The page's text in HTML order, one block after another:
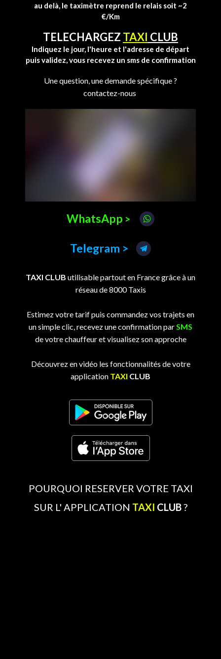
au delà, le taximètre reprend le relais soit ~2
€/Km
TELECHARGEZ TAXI CLUB
Indiquez le jour, l'heure et l'adresse de départ
puis validez, vous recevez un sms de confirmation
Une question, une demande spécifique ?
contactez-nous
WhatsApp >
Telegram >
TAXI CLUB utilisable partout en France grâce à un
réseau de 8000 Taxis
Estimez votre tarif puis commandez vos trajets en
un simple clic, recevez une confirmation par SMS
de votre chauffeur et visualisez son approche
Découvrez en vidéo les fonctionnalités de votre
application TAXI CLUB
POURQUOI RESERVER VOTRE TAXI
SUR L' APPLICATION TAXI CLUB?